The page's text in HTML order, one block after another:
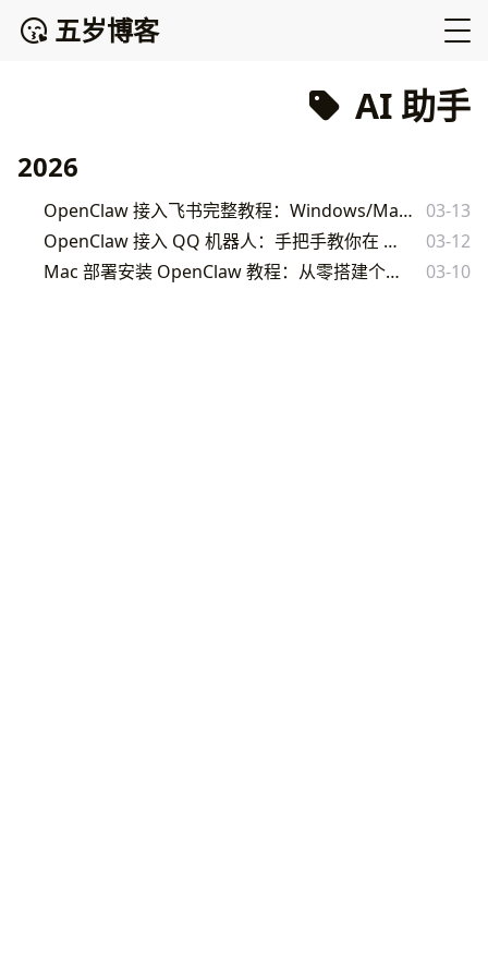
五岁博客
AI 助手
2026
OpenClaw 接入飞书完整教程：Windows/Mac/Linux/云服务器多平台部署与配置指南
03-13
OpenClaw 接入 QQ 机器人：手把手教你在 QQ 里拥有自己的 AI 助手
03-12
Mac 部署安装 OpenClaw 教程：从零搭建个人 AI 助手完整指南
03-10